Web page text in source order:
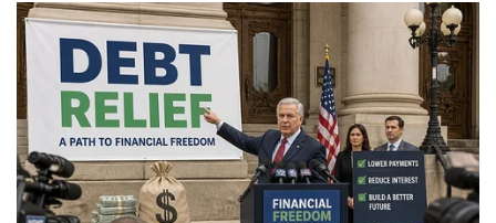
Kinh tế
Bất động sản
Khởi nghiệp
Thị trường
Giá vàng
Tiêu dùng